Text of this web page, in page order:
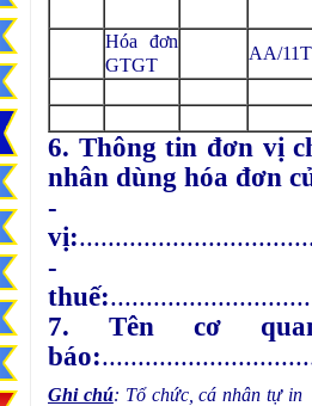
Hóa đơn
GTGT
AA/11T
6. Thông tin đơn vị
nhân dùng hóa đơn
-
vị:
-
thuế:
7. Tên cơ
báo:
Ghi chú: Tổ chức, cá nhân tự in